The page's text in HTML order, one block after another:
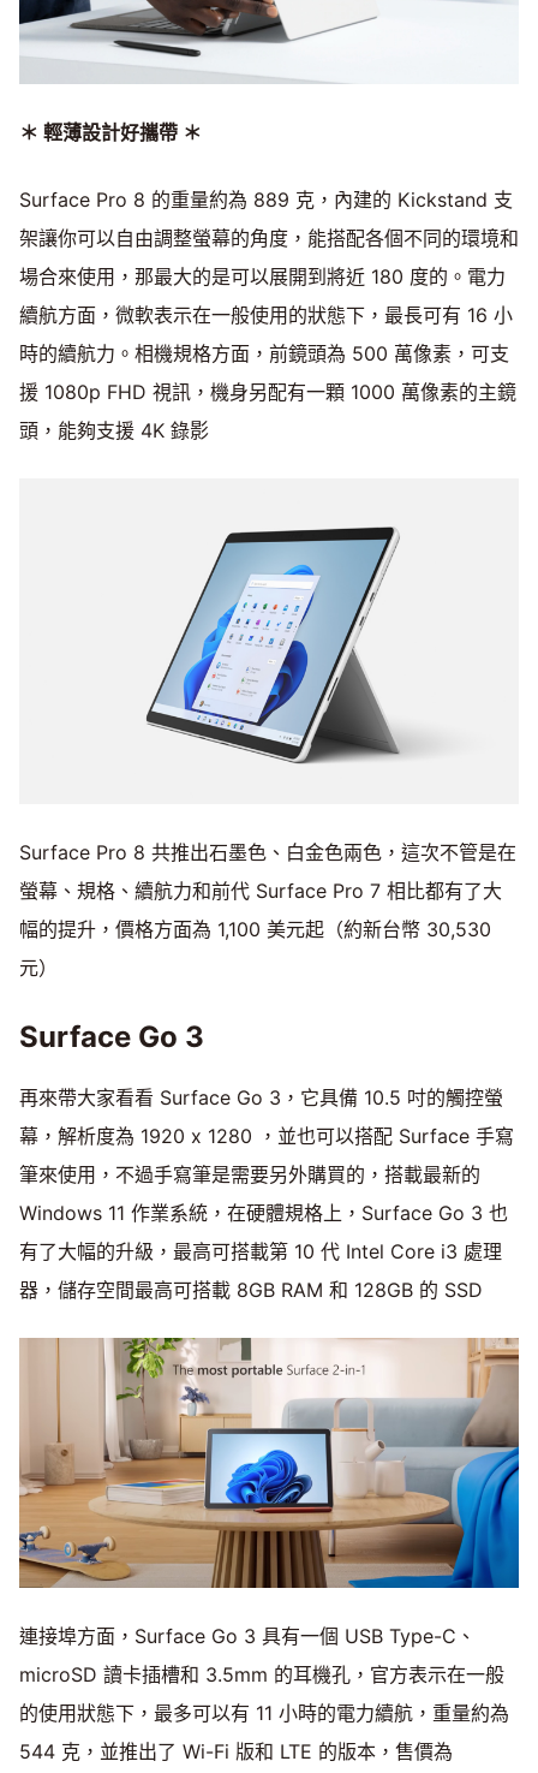
＊ 輕薄設計好攜帶 ＊
Surface Pro 8 的重量約為 889 克，內建的 Kickstand 支
架讓你可以自由調整螢幕的角度，能搭配各個不同的環境和
場合來使用，那最大的是可以展開到將近 180 度的。電力
續航方面，微軟表示在一般使用的狀態下，最長可有 16 小
時的續航力。相機規格方面，前鏡頭為 500 萬像素，可支
援 1080p FHD 視訊，機身另配有一顆 1000 萬像素的主鏡
頭，能夠支援 4K 錄影
Surface Pro 8 共推出石墨色、白金色兩色，這次不管是在
螢幕、規格、續航力和前代 Surface Pro 7 相比都有了大
幅的提升，價格方面為 1,100 美元起（約新台幣 30,530
元）
Surface Go 3
再來帶大家看看 Surface Go 3，它具備 10.5 吋的觸控螢
幕，解析度為 1920 x 1280 ，並也可以搭配 Surface 手寫
筆來使用，不過手寫筆是需要另外購買的，搭載最新的
Windows 11 作業系統，在硬體規格上，Surface Go 3 也
有了大幅的升級，最高可搭載第 10 代 Intel Core i3 處理
器，儲存空間最高可搭載 8GB RAM 和 128GB 的 SSD
連接埠方面，Surface Go 3 具有一個 USB Type-C、
microSD 讀卡插槽和 3.5mm 的耳機孔，官方表示在一般
的使用狀態下，最多可以有 11 小時的電力續航，重量約為
544 克，並推出了 Wi-Fi 版和 LTE 的版本，售價為